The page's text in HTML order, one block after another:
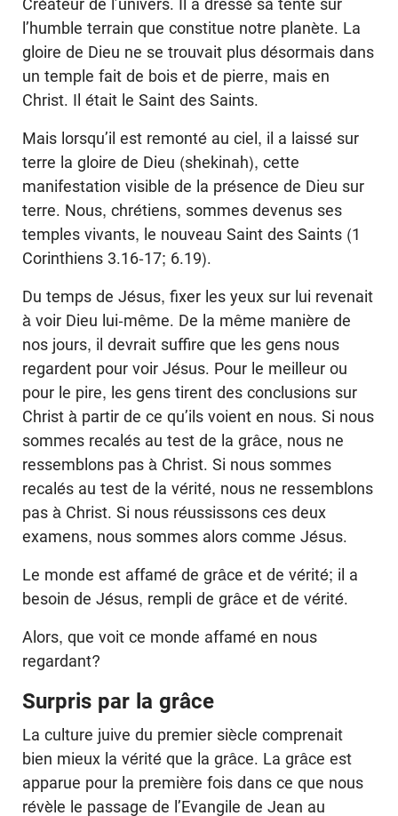
Créateur de l’univers. Il a dressé sa tente sur
l’humble terrain que constitue notre planète. La
gloire de Dieu ne se trouvait plus désormais dans
un temple fait de bois et de pierre, mais en
Christ. Il était le Saint des Saints.
Mais lorsqu’il est remonté au ciel, il a laissé sur
terre la gloire de Dieu (shekinah), cette
manifestation visible de la présence de Dieu sur
terre. Nous, chrétiens, sommes devenus ses
temples vivants, le nouveau Saint des Saints (1
Corinthiens 3.16-17; 6.19).
Du temps de Jésus, fixer les yeux sur lui revenait
à voir Dieu lui-même. De la même manière de
nos jours, il devrait suffire que les gens nous
regardent pour voir Jésus. Pour le meilleur ou
pour le pire, les gens tirent des conclusions sur
Christ à partir de ce qu’ils voient en nous. Si nous
sommes recalés au test de la grâce, nous ne
ressemblons pas à Christ. Si nous sommes
recalés au test de la vérité, nous ne ressemblons
pas à Christ. Si nous réussissons ces deux
examens, nous sommes alors comme Jésus.
Le monde est affamé de grâce et de vérité; il a
besoin de Jésus, rempli de grâce et de vérité.
Alors, que voit ce monde affamé en nous
regardant?
Surpris par la grâce
La culture juive du premier siècle comprenait
bien mieux la vérité que la grâce. La grâce est
apparue pour la première fois dans ce que nous
révèle le passage de l’Evangile de Jean au